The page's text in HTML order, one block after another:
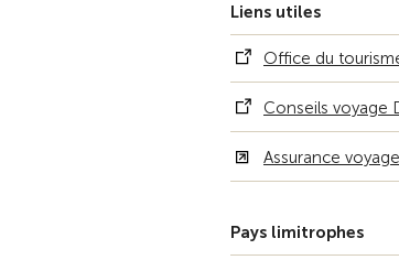
Liens utiles
Office du
Conseils voyage
Assurance voyage
Pays limitrophes